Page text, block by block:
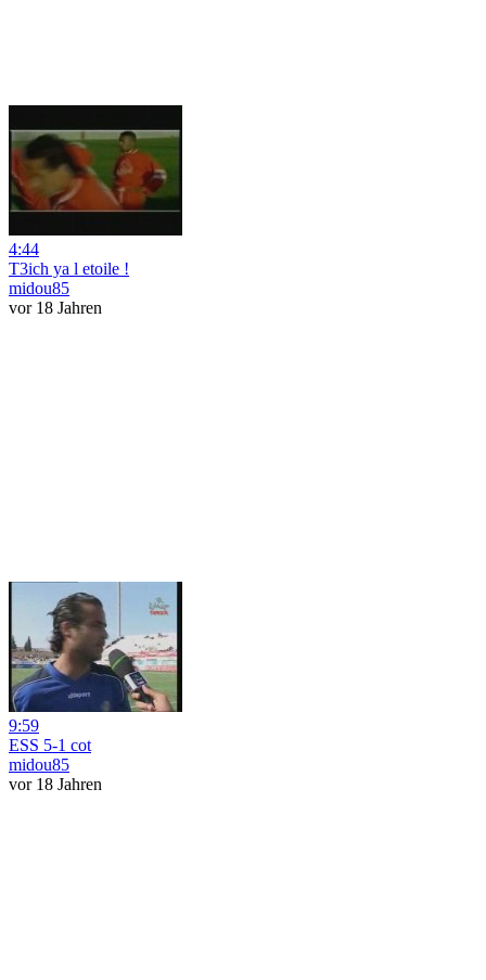
4:44
T3ich ya l etoile !
midou85
vor 18 Jahren
9:59
ESS 5-1 cot
midou85
vor 18 Jahren